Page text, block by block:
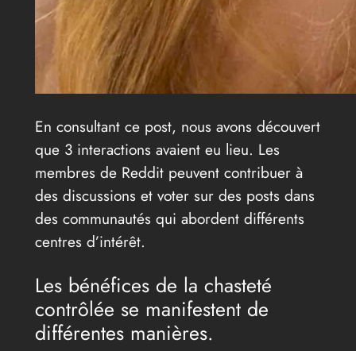
En consultant ce post, nous avons découvert
que 3 interactions avaient eu lieu. Les
membres de Reddit peuvent contribuer à
des discussions et voter sur des posts dans
des communautés qui abordent différents
centres d’intérêt.
Les bénéfices de la chasteté
contrôlée se manifestent de
différentes manières.